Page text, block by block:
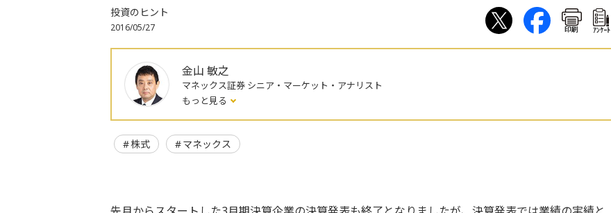
投資のヒント
2016/05/27 印刷 ｱﾝｹｰﾄ
金山 敏之
マネックス証券 シニア・マーケット・アナリスト
もっと見る
株式 マネックス